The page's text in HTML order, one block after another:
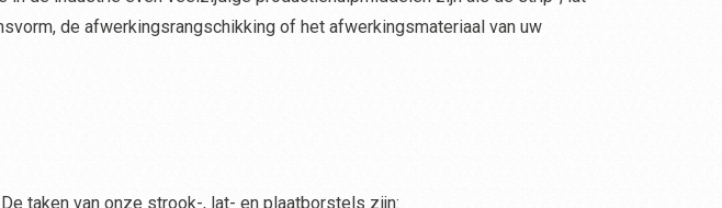
de afwerkingsrangschikking of het afwerkingsmateriaal van uw
De taken van onze strook-, lat- en plaatborstels zijn: